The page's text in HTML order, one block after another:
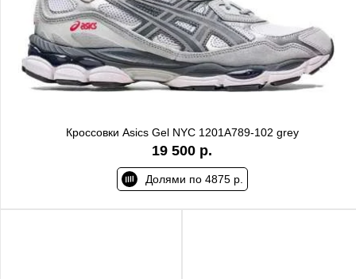
Кроссовки Asics Gel NYC 1201A789-102 grey
19 500 р.
Долями по 4875 р.